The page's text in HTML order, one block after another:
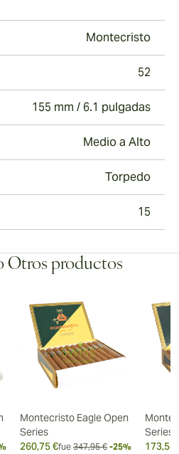
Montecristo
52
155 mm / 6.1 pulgadas
Medio a Alto
Torpedo
15
Otros productos
Montecristo Eagle Open
Series
260,75 €fue 347,95 € -25%
Series
173,54